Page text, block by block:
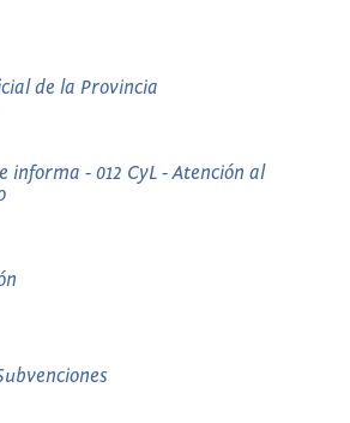
de la Provincia
informa - 012 CyL - Atención al